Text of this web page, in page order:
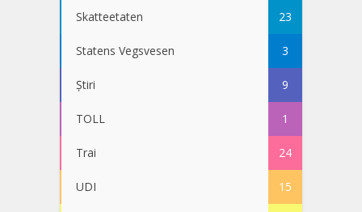
Skatteetaten 23
Statens Vegsvesen 3
Știri 9
TOLL 1
Trai 24
UDI 15